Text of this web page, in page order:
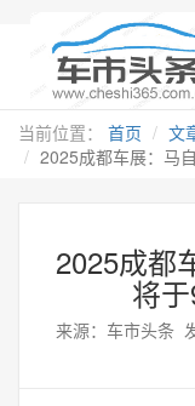
当前位置： 首页
文
2025成都车展：马
2025成都
将
来源：车市头条